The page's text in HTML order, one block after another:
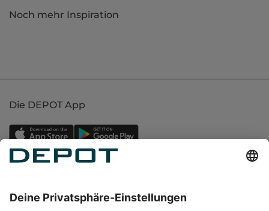
Noch mehr Inspiration
Die DEPOT App